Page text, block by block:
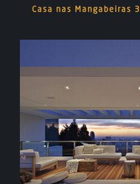
Casa nas Mangabeiras 3